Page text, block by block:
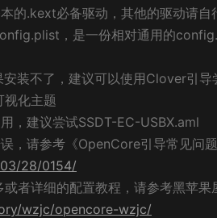
的.kext必备驱动，其他的驱动请自
，是一份相对通用的
装不了，建议可以使用Clover引导
化主题
，建议尝试SSDT-EC-USBX.aml
，请参考《OpenCore引导常见问
28/0154/
者详细的配置教程，请参考黑苹
wzjc/opencore-wzjc/